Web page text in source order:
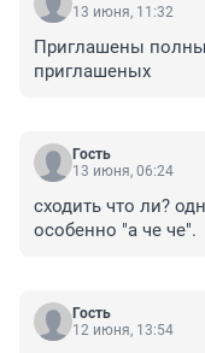
13 июня, 11:32
Приглашены
приглашеных
Гость
13 июня, 06:24
сходить что ли?
особенно "а че че".
Гость
12 июня, 13:54